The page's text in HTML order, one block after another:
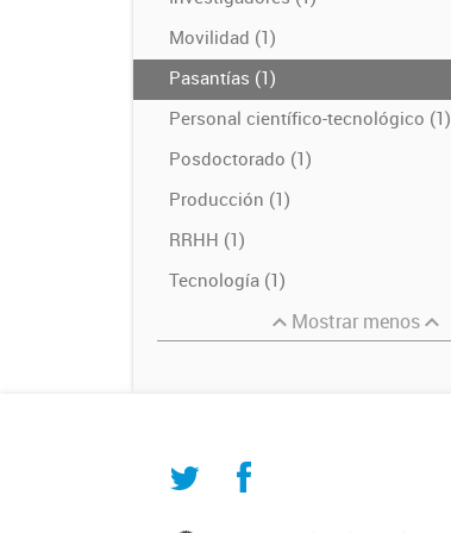
Movilidad (1)
Pasantías (1)
Personal científico-tecnológico (1)
Posdoctorado (1)
Producción (1)
RRHH (1)
Tecnología (1)
Mostrar menos